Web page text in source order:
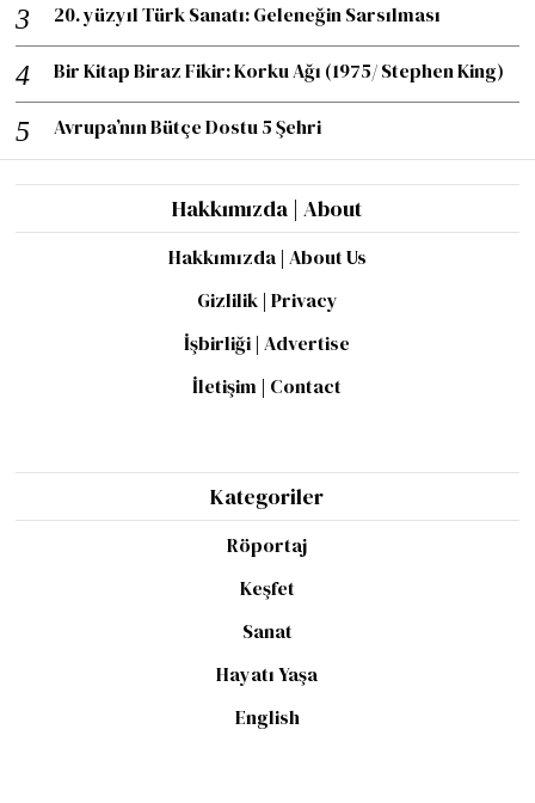
20. yüzyıl Türk Sanatı: Geleneğin Sarsılması
Bir Kitap Biraz Fikir: Korku Ağı (1975/ Stephen King)
Avrupa’nın Bütçe Dostu 5 Şehri
Hakkımızda | About
Hakkımızda | About Us
Gizlilik | Privacy
İşbirliği | Advertise
İletişim | Contact
Kategoriler
Röportaj
Keşfet
Sanat
Hayatı Yaşa
English